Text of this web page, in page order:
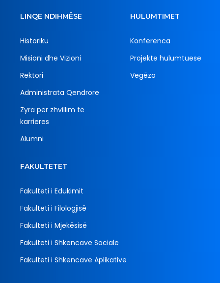
LINQE NDIHMËSE
Historiku
Misioni dhe Vizioni
Rektori
Administrata Qendrore
Zyra për zhvillim të
karrieres
Alumni
HULUMTIMET
Konferenca
Projekte hulumtuese
Vegëza
FAKULTETET
Fakulteti i Edukimit
Fakulteti i Filologjisë
Fakulteti i Mjekësisë
Fakulteti i Shkencave Sociale
Fakulteti i Shkencave Aplikative